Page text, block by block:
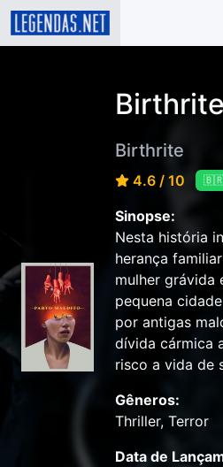
Birthrite
4.6 / 10 🇧🇷
Sinopse:
Nesta história
herança
mulher grávida
pequena
por antigas
dívida cármica
risco a vida de
Gêneros:
Thriller, Terror
Data de